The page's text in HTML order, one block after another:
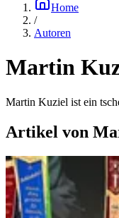
Home
/
Autoren
Martin
Martin Kuziel ist ein
Artikel von